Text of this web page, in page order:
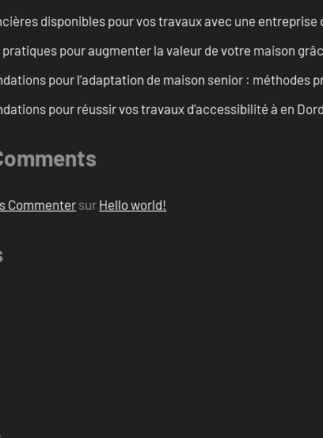
disponibles pour vos travaux avec une entreprise
pour augmenter la valeur de votre maison
pour l’adaptation de maison senior : méthodes
pour réussir vos travaux d’accessibilité à en
Commenter sur Hello world!